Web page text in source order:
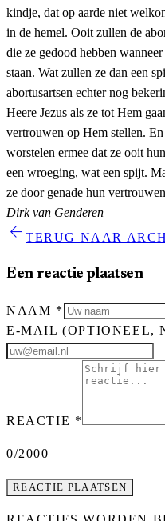
kindje, dat op aarde niet
in de hemel. Ooit zullen de
die ze gedood hebben
staan. Wat zullen ze dan een
abortusartsen echter nog
Heere Jezus als ze tot Hem
vertrouwen op Hem stellen.
worstelen ermee dat ze ooit
een wroeging, wat een spijt.
ze door genade hun
Dirk van Genderen
arrow_back TERUG NAAR
Een reactie plaatsen
NAAM *
E-MAIL(OPTIONEEL,
REACTIE *
0/2000
REACTIE PLAATSEN